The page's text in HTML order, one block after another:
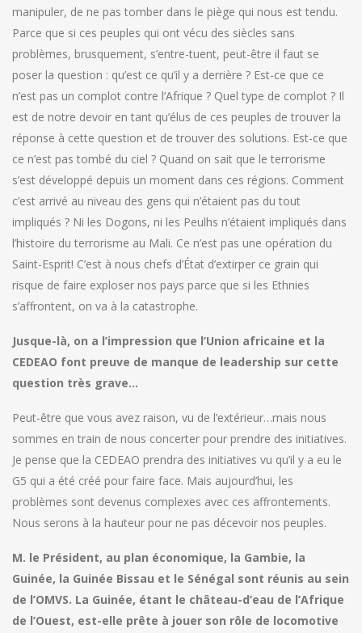
manipuler, de ne pas tomber dans le piège qui nous est tendu.
Parce que si ces peuples qui ont vécu des siècles sans
problèmes, brusquement, s’entre-tuent, peut-être il faut se
poser la question : qu’est ce qu’il y a derrière ? Est-ce que ce
n’est pas un complot contre l’Afrique ? Quel type de complot ? Il
est de notre devoir en tant qu’élus de ces peuples de trouver la
réponse à cette question et de trouver des solutions. Est-ce que
ce n’est pas tombé du ciel ? Quand on sait que le terrorisme
s’est développé depuis un moment dans ces régions. Comment
c’est arrivé au niveau des gens qui n’étaient pas du tout
impliqués ? Ni les Dogons, ni les Peulhs n’étaient impliqués dans
l’histoire du terrorisme au Mali. Ce n’est pas une opération du
Saint-Esprit! C’est à nous chefs d’État d’extirper ce grain qui
risque de faire exploser nos pays parce que si les Ethnies
s’affrontent, on va à la catastrophe.
Jusque-là, on a l’impression que l’Union africaine et la
CEDEAO font preuve de manque de leadership sur cette
question très grave…
Peut-être que vous avez raison, vu de l’extérieur…mais nous
sommes en train de nous concerter pour prendre des initiatives.
Je pense que la CEDEAO prendra des initiatives vu qu’il y a eu le
G5 qui a été créé pour faire face. Mais aujourd’hui, les
problèmes sont devenus complexes avec ces affrontements.
Nous serons à la hauteur pour ne pas décevoir nos peuples.
M. le Président, au plan économique, la Gambie, la
Guinée, la Guinée Bissau et le Sénégal sont réunis au sein
de l’OMVS. La Guinée, étant le château-d’eau de l’Afrique
de l’Ouest, est-elle prête à jouer son rôle de locomotive